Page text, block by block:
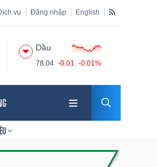
vụ Đăng nhập English
Dầu
78.04 -0.01 -0.01%